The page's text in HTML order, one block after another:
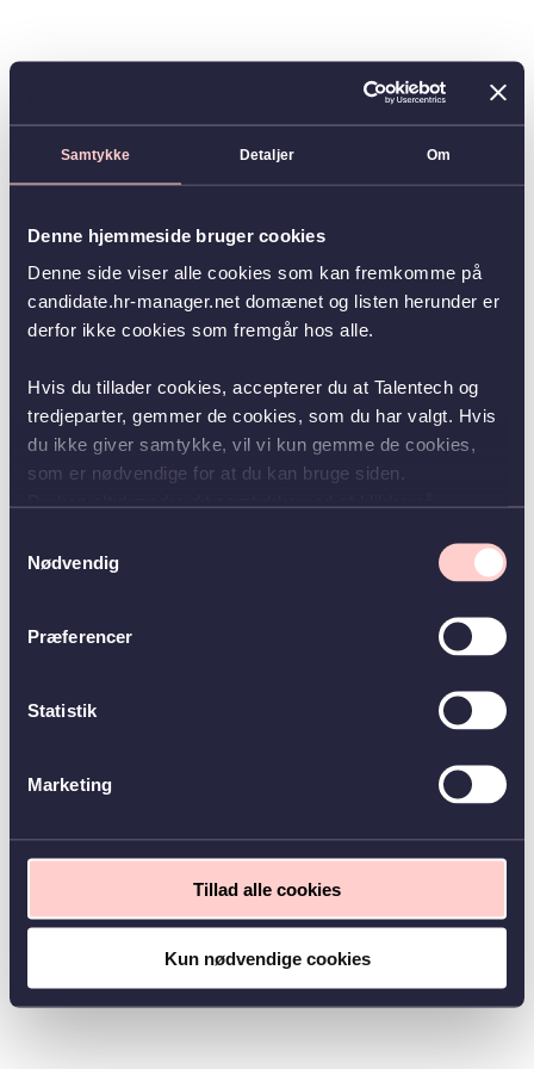
Samtykke Detaljer Om
Denne hjemmeside bruger cookies
Denne side viser alle cookies som kan fremkomme på
candidate.hr-manager.net domænet og listen herunder er
derfor ikke cookies som fremgår hos alle.
Hvis du tillader cookies, accepterer du at Talentech og
tredjeparter, gemmer de cookies, som du har valgt. Hvis
du ikke giver samtykke, vil vi kun gemme de cookies,
som er nødvendige for at du kan bruge siden.
Nødvendig
Præferencer
Statistik
Marketing
Tillad alle cookies
Kun nødvendige cookies